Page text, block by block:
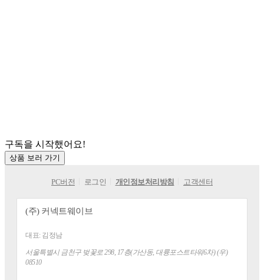
구독을 시작했어요!
상품 보러 가기
PC버전 로그인 개인정보처리방침 고객센터
(주) 커넥트웨이브
대표: 김정남
주소
서울특별시 금천구 벚꽃로 298, 17층(가산동, 대륭포스트타워6차) (우)
08510